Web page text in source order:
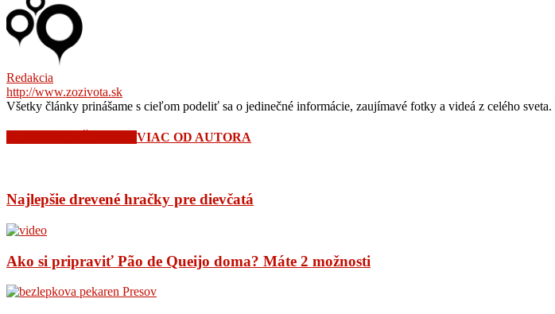
Redakcia
http://www.zozivota.sk
Všetky články prinášame s cieľom podeliť sa o jedinečné informácie, zaujímavé fotky a videá z celého
VIAC OD AUTORA
Najlepšie drevené hračky pre dievčatá
Ako si pripraviť Pão de Queijo doma? Máte 2 možnosti